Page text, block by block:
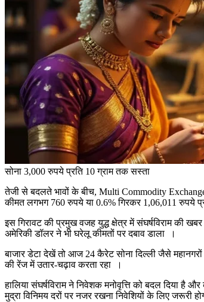
सोना 3,000 रुपये प्रति 10 ग्राम तक सस्ता
तेजी से बदलते भावों के बीच, Multi Commodity
कीमत लगभग 760 रुपये या 0.6% गिरकर 1,06,011 रुपये
इस गिरावट की प्रमुख वजह युद्ध क्षेत्र में संघर्षविराम की
अमेरिकी डॉलर ने भी घरेलू कीमतों पर दबाव डाला ।
बाजार डेटा देखें तो आज 24 कैरेट सोना दिल्ली जैसे
की रेंज में उतार-चढ़ाव करता रहा ।
हालिया संघर्षविराम ने निवेशक मनोवृत्ति को बदल दिया
मुद्रा विनिमय दरों पर नजर रखना निवेशियों के लिए जरूरी